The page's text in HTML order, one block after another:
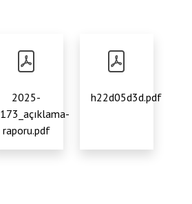
2025-
173_açıklama-
raporu.pdf
h22d05d3d.pdf